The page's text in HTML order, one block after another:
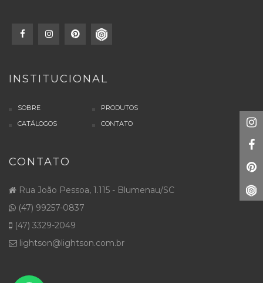
INSTITUCIONAL
SOBRE
PRODUTOS
CATÁLOGOS
CONTATO
CONTATO
Rua João Pessoa, 1.115 - Blumenau/SC
(47) 99257-0837
(47) 3329-2049
lightson@lightson.com.br